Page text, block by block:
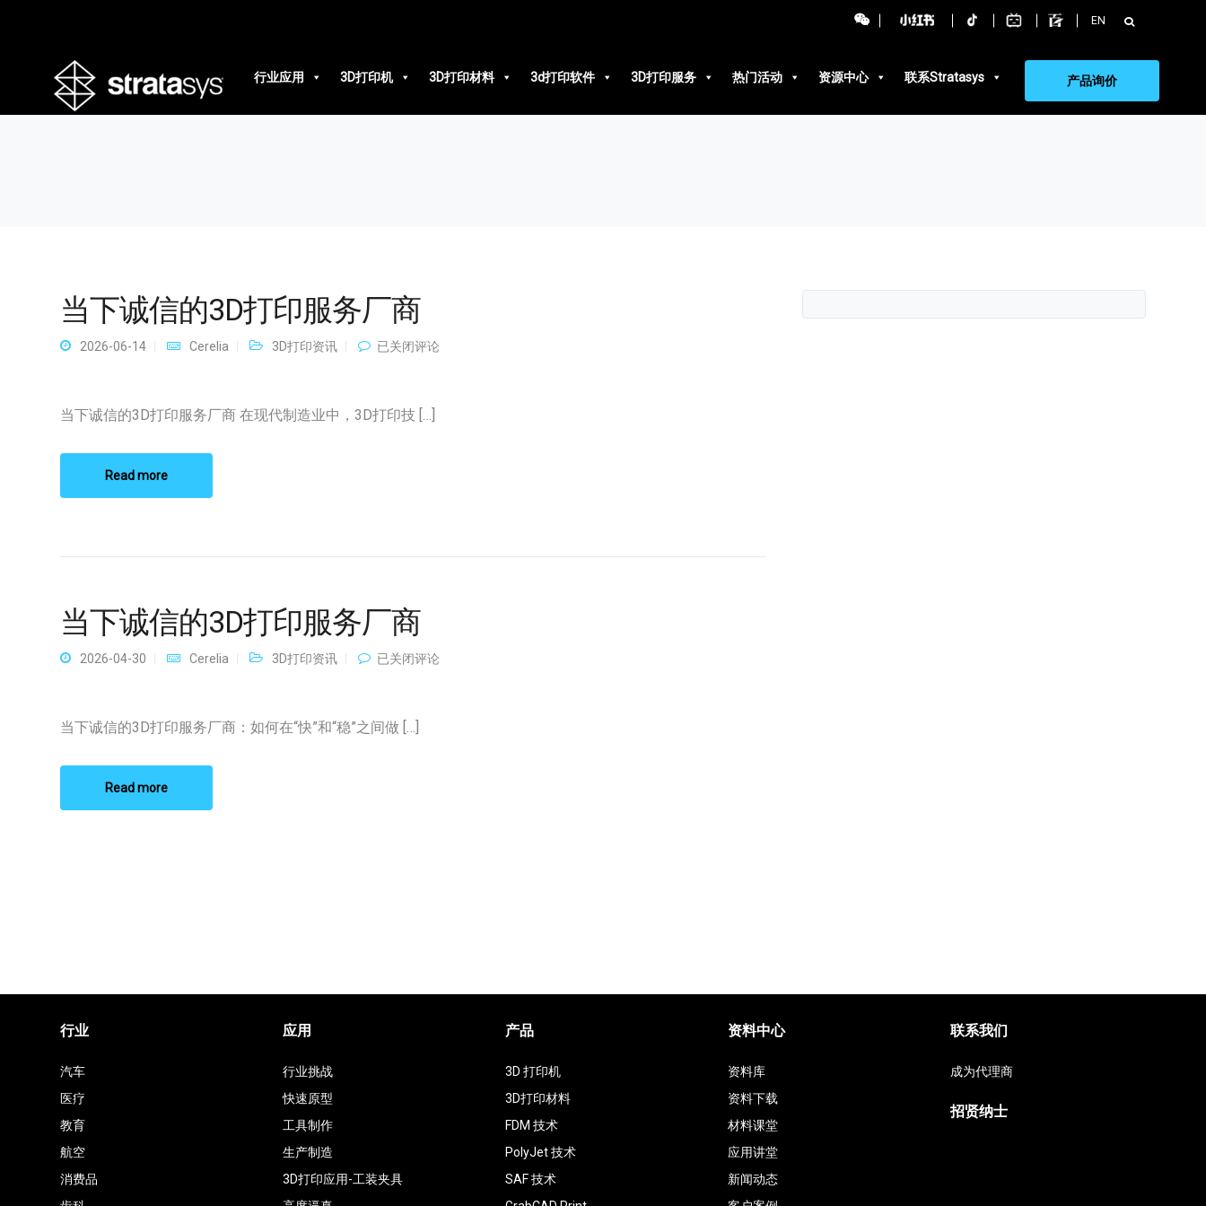
EN 搜
索：
行业应用
3D打印机 3D打印材料 3d打印软件 3D打印服务 热门活动 资源中心 联系Stratasys 产品询价
当下诚信的3D打印服务厂商
2026-06-14 Cerelia 3D打印资讯
当
的
3D
已关闭评论
当下诚信的3D打印服务厂商 在现代制造业中，3D打印技 […]
Read more
当下诚信的3D打印服务厂商
2026-04-30 Cerelia 3D打印资讯
当
的
3D
已关闭评论
当下诚信的3D打印服务厂商：如何在“快”和“稳”之间做 […]
Read more
行业
汽车
医疗
教育
航空
消费品
应用
行业挑战
快速原型
工具制作
生产制造
3D打印应用-工装夹具
产品
3D 打印机
3D打印材料
FDM 技术
PolyJet 技术
SAF 技术
资料中心
资料库
资料下载
材料课堂
应用讲堂
新闻动态
联系我们
成为代理商
招贤纳士